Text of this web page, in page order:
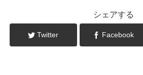
シェアする
Twitter Facebook